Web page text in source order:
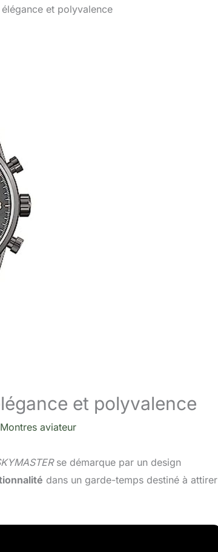
et polyvalence
et polyvalence
Montres aviateur
se démarque par un design
dans un garde-temps destiné à attirer